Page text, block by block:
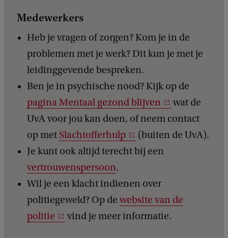
Medewerkers
Heb je vragen of zorgen? Kom je in de
problemen met je werk? Dit kun je met je
leidinggevende bespreken.
Ben je in psychische nood? Kijk op de
pagina Mentaal gezond blijven
wat de
UvA voor jou kan doen, of neem contact
op met Slachtofferhulp
(buiten de UvA).
Je kunt ook altijd terecht bij een
vertrouwenspersoon.
Wil je een klacht indienen over
politiegeweld? Op de website van de
politie
vind je meer informatie.